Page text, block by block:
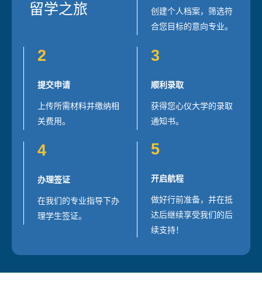
留学之旅
创建个人档案，筛选符
合您目标的意向专业。
2
提交申请
上传所需材料并缴纳相
关费用。
3
顺利录取
获得您心仪大学的录取
通知书。
4
办理签证
在我们的专业指导下办
理学生签证。
5
开启航程
做好行前准备，并在抵
达后继续享受我们的后
续支持！